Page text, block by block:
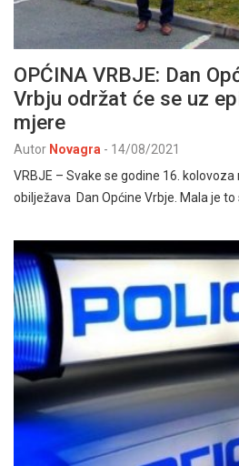
OPĆINA VRBJE: Dan
Vrbju održat će se uz
mjere
Autor Novagra - 14/08/2021
VRBJE – Svake se godine 16. kolovoza
obilježava Dan Općine Vrbje. Mala je to